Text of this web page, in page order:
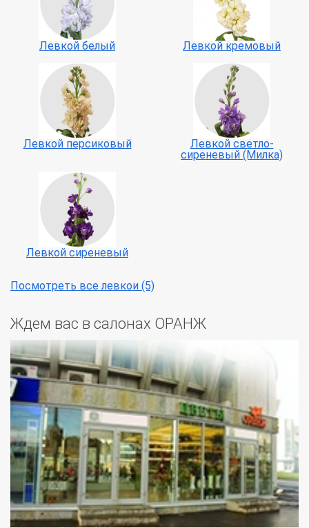
Левкой белый Левкой кремовый
Левкой персиковый
Левкой светло-
сиреневый (Милка)
Левкой сиреневый
Посмотреть все левкои (5)
Ждем вас в салонах ОРАНЖ